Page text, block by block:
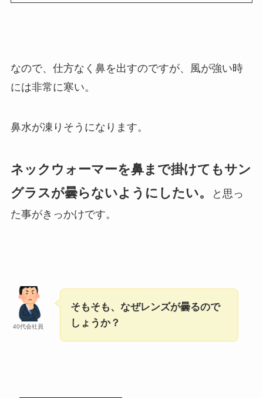
なので、仕方なく鼻を出すのですが、風が強い時
には非常に寒い。
鼻水が凍りそうになります。
ネックウォーマーを鼻まで掛けてもサン
グラスが曇らないようにしたい。
と思っ
た事がきっかけです。
40代会社員
そもそも、なぜレンズが曇るので
しょうか？